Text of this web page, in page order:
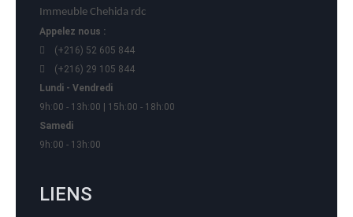
Immeuble Chehida rdc
Appelez nous :
(+216) 52 605 844
(+216) 29 105 844
Lundi - Vendredi
9h:00 - 13h:00 | 15h:00 - 18h:00
Samedi
9h:00 - 13h:00
LIENS